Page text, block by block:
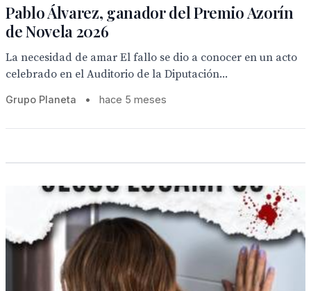
Pablo Álvarez, ganador del Premio Azorín
de Novela 2026
La necesidad de amar El fallo se dio a conocer en un acto
celebrado en el Auditorio de la Diputación...
Grupo Planeta • hace 5 meses